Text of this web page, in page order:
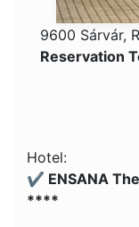
9600 Sárvár,
Reservation
Hotel:
✔️ ENSANA
****